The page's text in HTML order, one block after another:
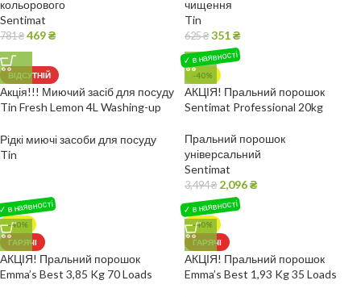
кольорового
Sentimat
781₴ 469₴
чищення
Tin
625₴ 351₴
ВІДСУТНІЙ
Акція!!! Миючий засіб для посуду
Tin Fresh Lemon 4L Washing-up
Рідкі миючі засоби для посуду
Tin
-40%
АКЦІЯ! Пральний порошок
Sentimat Professional 20kg
Пральний порошок
універсальний
Sentimat
3,494₴ 2,096₴
-40%
ГАРЯЧІ
АКЦІЯ! Пральний порошок
Emma’s Best 3,85 Kg 70 Loads
-40%
ГАРЯЧІ
АКЦІЯ! Пральний порошок
Emma’s Best 1,93 Kg 35 Loads